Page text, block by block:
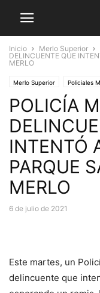
Inicio Merlo Superior
DELINCUENTE QUE
MERLO
Merlo Superior Policiales
POLICÍA
INTENTÓ
PARQUE
MERLO
6 de julio de 2021
Este martes, un
delincuente que